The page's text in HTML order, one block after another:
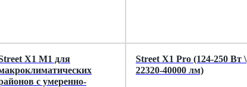
X1 M1 для
с умеренно-
Street X1 Pro (124-250 Вт \
22320-40000 лм)